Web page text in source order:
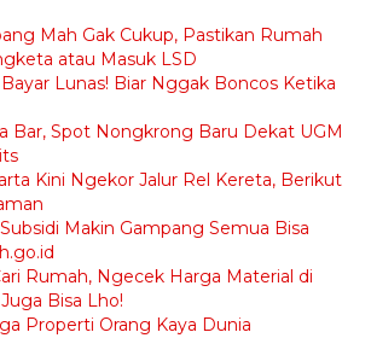
Mah Gak Cukup, Pastikan Rumah
atau Masuk LSD
Lunas! Biar Nggak Boncos Ketika
Bar, Spot Nongkrong Baru Dekat UGM
Kini Ngekor Jalur Rel Kereta, Berikut
Makin Gampang Semua Bisa
Rumah, Ngecek Harga Material di
Bisa Lho!
Properti Orang Kaya Dunia